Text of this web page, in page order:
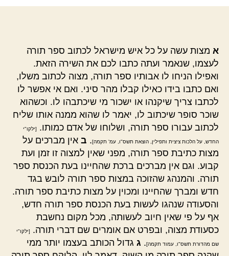
א מצות עשה על כל איש מישראל לכתוב ספר תורה
לעצמו, שנאמר ועתה כתבו לכם את השירה הזאת.
ואפילו הניחו לו אבותיו ספר תורה, מצוה לכתוב משלו,
ואם כתבו בידו כאילו קבלו מהר סיני. ואם אי אפשר לו
לכתבו צריך שיקנהו או ישכור מי שיכתבהו לו. וכשהוא
שוכר סופר שיכתוב לו, יאמר לו שהוא ממנה אותו שליח
לכתוב עבורו ספר תורה, ושלוחו של אדם כמותו.
[ילקו"י
החדש, על הלכות ציצית ותפילין, הוצאת תשס"ו, עמ' תקמה]. ב אין מברכים על
מצות כתיבת ספר תורה, מפני שאין למצוה זו זמן ועת
קבוע. וגם אין מברכים ברכת שהחיינו בעת הכנסת ספר
תורה. והמנהג שהזוכה במצות ספר תורה לובש בגד
חדש ומברך שהחיינו ומכוין על מצות כתיבת ספר תורה.
והסעודה שנהגו לעשות בעת הכנסת ספר תורה חדש,
אף על פי שאין חיוב לעשותה, מכל מקום נחשבת
כסעודת מצוה, ובפרט אם אומרים שם דברי תורה.
[ילקו"י
שם מהדורת תשס"ו, עמוד תקמה]. ג גדול הכותב בעצמו יותר ממי